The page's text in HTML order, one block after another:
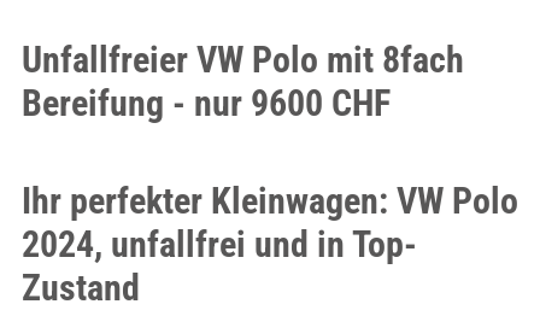
Unfallfreier VW Polo mit 8fach
Bereifung - nur 9600 CHF
Ihr perfekter Kleinwagen: VW Polo
2024, unfallfrei und in Top-
Zustand